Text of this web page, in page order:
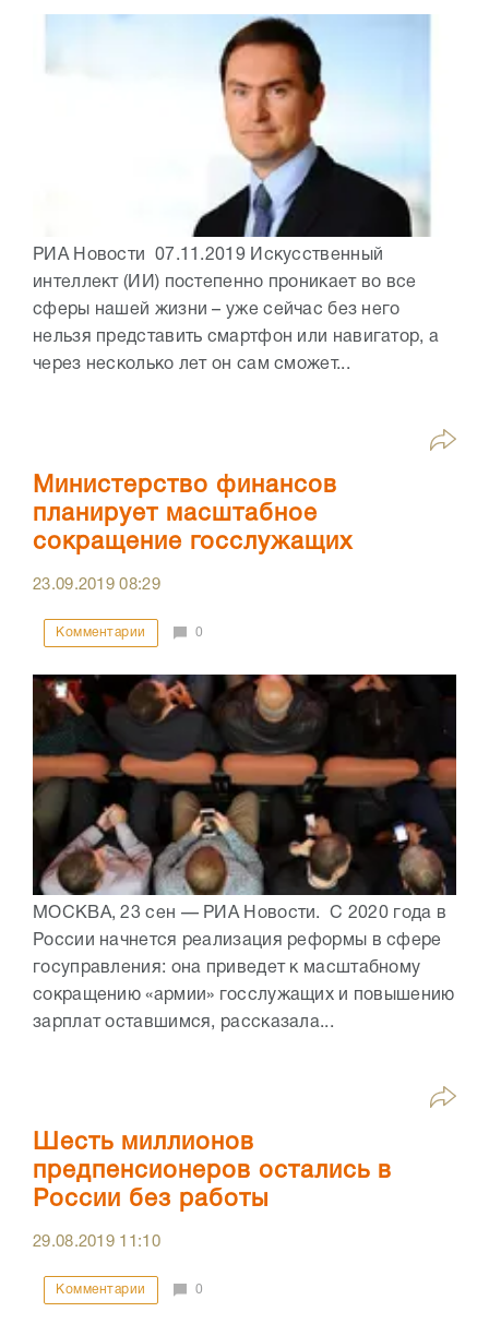
РИА Новости 07.11.2019 Искусственный
интеллект (ИИ) постепенно проникает во все
сферы нашей жизни – уже сейчас без него
нельзя представить смартфон или навигатор, а
через несколько лет он сам сможет...
Министерство финансов
планирует масштабное
сокращение госслужащих
23.09.201908:29
Комментарии 0
МОСКВА, 23 сен — РИА Новости. С 2020 года в
России начнется реализация реформы в сфере
госуправления: она приведет к масштабному
сокращению «армии» госслужащих и повышению
зарплат оставшимся, рассказала...
Шесть миллионов
предпенсионеров остались в
России без работы
29.08.2019 11:10
Комментарии 0